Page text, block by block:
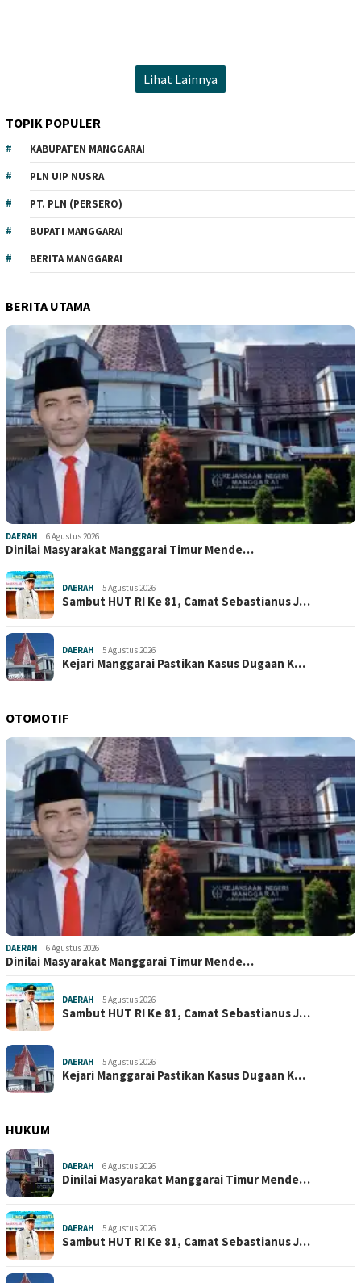
Lihat Lainnya
TOPIK POPULER
KABUPATEN MANGGARAI
PLN UIP NUSRA
PT. PLN (PERSERO)
BUPATI MANGGARAI
BERITA MANGGARAI
BERITA UTAMA
DAERAH 6 Agustus 2026
Dinilai Masyarakat Manggarai Timur Mende…
DAERAH 5 Agustus 2026
Sambut HUT RI Ke 81, Camat Sebastianus J…
DAERAH 5 Agustus 2026
Kejari Manggarai Pastikan Kasus Dugaan K…
OTOMOTIF
DAERAH 6 Agustus 2026
Dinilai Masyarakat Manggarai Timur Mende…
DAERAH 5 Agustus 2026
Sambut HUT RI Ke 81, Camat Sebastianus J…
DAERAH 5 Agustus 2026
Kejari Manggarai Pastikan Kasus Dugaan K…
HUKUM
DAERAH 6 Agustus 2026
Dinilai Masyarakat Manggarai Timur Mende…
DAERAH 5 Agustus 2026
Sambut HUT RI Ke 81, Camat Sebastianus J…